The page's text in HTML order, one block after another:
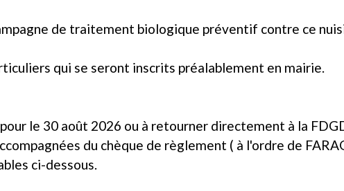
de traitement biologique préventif contre ce
qui se seront inscrits préalablement en mairie.
le 30 août 2026 ou à retourner directement à la
du chèque de règlement ( à l'ordre de
ci-dessous.